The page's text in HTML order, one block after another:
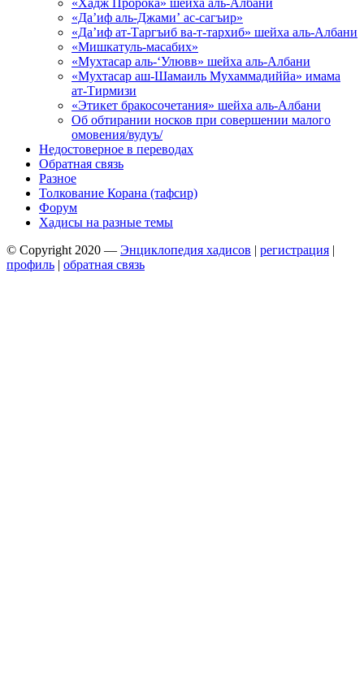
«Хадж Пророка» шейха аль-Албани
«Да’иф аль-Джами’ ас-сагъир»
«Да’иф ат-Таргъиб ва-т-тархиб» шейха аль-Албани
«Мишкатуль-масабих»
«Мухтасар аль-‘Улювв» шейха аль-Албани
«Мухтасар аш-Шамаиль Мухаммадиййа» имама
ат-Тирмизи
«Этикет бракосочетания» шейха аль-Албани
Об обтирании носков при совершении малого
омовения/вудуъ/
Недостоверное в переводах
Обратная связь
Разное
Толкование Корана (тафсир)
Форум
Хадисы на разные темы
© Copyright 2020 — Энциклопедия хадисов | регистрация |
профиль | обратная связь